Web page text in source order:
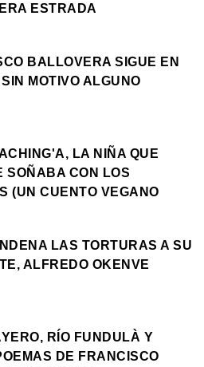
ESTRADA
BALLOVERA SIGUE EN
MOTIVO ALGUNO
LA NIÑA QUE
SOÑABA CON LOS
(UN CUENTO VEGANO
LAS TORTURAS A SU
ALFREDO OKENVE
RÍO FUNDULÀ Y
DE FRANCISCO